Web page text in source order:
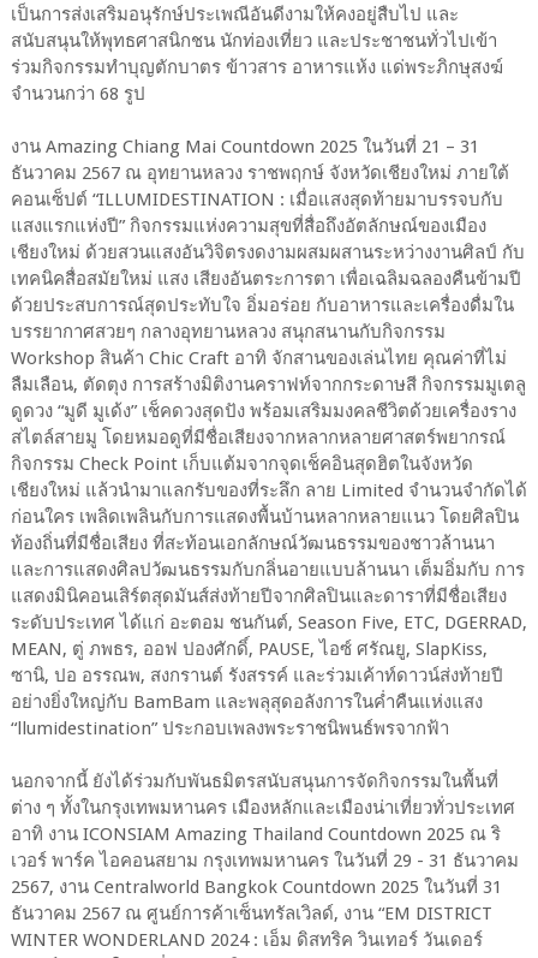
เป็นการส่งเสริมอนุรักษ์ประเพณีอันดีงามให้คงอยู่สืบไป และ
สนับสนุนให้พุทธศาสนิกชน นักท่องเที่ยว และประชาชนทั่วไปเข้า
ร่วมกิจกรรมทำบุญตักบาตร ข้าวสาร อาหารแห้ง แด่พระภิกษุสงฆ์
จำนวนกว่า 68 รูป
งาน Amazing Chiang Mai Countdown 2025 ในวันที่ 21 – 31
ธันวาคม 2567 ณ อุทยานหลวง ราชพฤกษ์ จังหวัดเชียงใหม่ ภายใต้
คอนเซ็ปต์ “ILLUMIDESTINATION : เมื่อแสงสุดท้ายมาบรรจบกับ
แสงแรกแห่งปี” กิจกรรมแห่งความสุขที่สื่อถึงอัตลักษณ์ของเมือง
เชียงใหม่ ด้วยสวนแสงอันวิจิตรงดงามผสมผสานระหว่างงานศิลป์ กับ
เทคนิคสื่อสมัยใหม่ แสง เสียงอันตระการตา เพื่อเฉลิมฉลองคืนข้ามปี
ด้วยประสบการณ์สุดประทับใจ อิ่มอร่อย กับอาหารและเครื่องดื่มใน
บรรยากาศสวยๆ กลางอุทยานหลวง สนุกสนานกับกิจกรรม
Workshop สินค้า Chic Craft อาทิ จักสานของเล่นไทย คุณค่าที่ไม่
ลืมเลือน, ตัดตุง การสร้างมิติงานคราฟท์จากกระดาษสี กิจกรรมมูเตลู
ดูดวง “มูดี มูเด้ง” เช็คดวงสุดปัง พร้อมเสริมมงคลชีวิตด้วยเครื่องราง
สไตล์สายมู โดยหมอดูที่มีชื่อเสียงจากหลากหลายศาสตร์พยากรณ์
กิจกรรม Check Point เก็บแต้มจากจุดเช็คอินสุดฮิตในจังหวัด
เชียงใหม่ แล้วนำมาแลกรับของที่ระลึก ลาย Limited จำนวนจำกัดได้
ก่อนใคร เพลิดเพลินกับการแสดงพื้นบ้านหลากหลายแนว โดยศิลปิน
ท้องถิ่นที่มีชื่อเสียง ที่สะท้อนเอกลักษณ์วัฒนธรรมของชาวล้านนา
และการแสดงศิลปวัฒนธรรมกับกลิ่นอายแบบล้านนา เต็มอิ่มกับ การ
แสดงมินิคอนเสิร์ตสุดมันส์ส่งท้ายปีจากศิลปินและดาราที่มีชื่อเสียง
ระดับประเทศ ได้แก่ อะตอม ชนกันต์, Season Five, ETC, DGERRAD,
MEAN, ตู่ ภพธร, ออฟ ปองศักดิ์, PAUSE, ไอซ์ ศรัณยู, SlapKiss,
ซานิ, ปอ อรรณพ, สงกรานต์ รังสรรค์ และร่วมเค้าท์ดาวน์ส่งท้ายปี
อย่างยิ่งใหญ่กับ BamBam และพลุสุดอลังการในค่ำคืนแห่งแสง
“llumidestination” ประกอบเพลงพระราชนิพนธ์พรจากฟ้า
นอกจากนี้ ยังได้ร่วมกับพันธมิตรสนับสนุนการจัดกิจกรรมในพื้นที่
ต่าง ๆ ทั้งในกรุงเทพมหานคร เมืองหลักและเมืองน่าเที่ยวทั่วประเทศ
อาทิ งาน ICONSIAM Amazing Thailand Countdown 2025 ณ ริ
เวอร์ พาร์ค ไอคอนสยาม กรุงเทพมหานคร ในวันที่ 29 - 31 ธันวาคม
2567, งาน Centralworld Bangkok Countdown 2025 ในวันที่ 31
ธันวาคม 2567 ณ ศูนย์การค้าเซ็นทรัลเวิลด์, งาน “EM DISTRICT
WINTER WONDERLAND 2024 : เอ็ม ดิสทริค วินเทอร์ วันเดอร์